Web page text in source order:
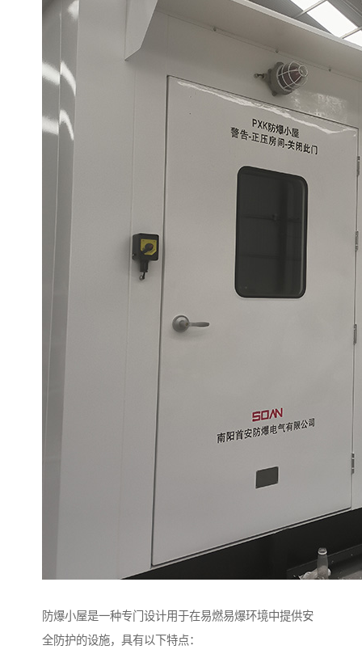
防爆小屋是一种专门设计用于在易燃易爆环境中提供安
全防护的设施，具有以下特点：